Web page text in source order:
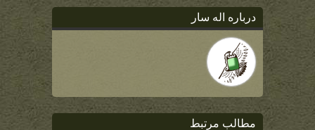
درباره اله سار
مطالب مرتبط